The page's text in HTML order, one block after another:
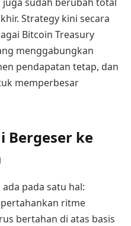
sudah berubah total
Strategy kini secara
Bitcoin Treasury
menggabungkan
pendapatan tetap, dan
memperbesar
Bergeser ke
pada satu hal:
ritme
bertahan di atas basis